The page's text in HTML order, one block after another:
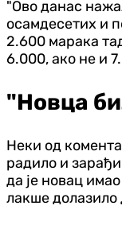
"Ово данас
осамдесетих и
2.600 марака
6.000, ако не и
"Новца
Неки од
радило и
да је новац
лакше